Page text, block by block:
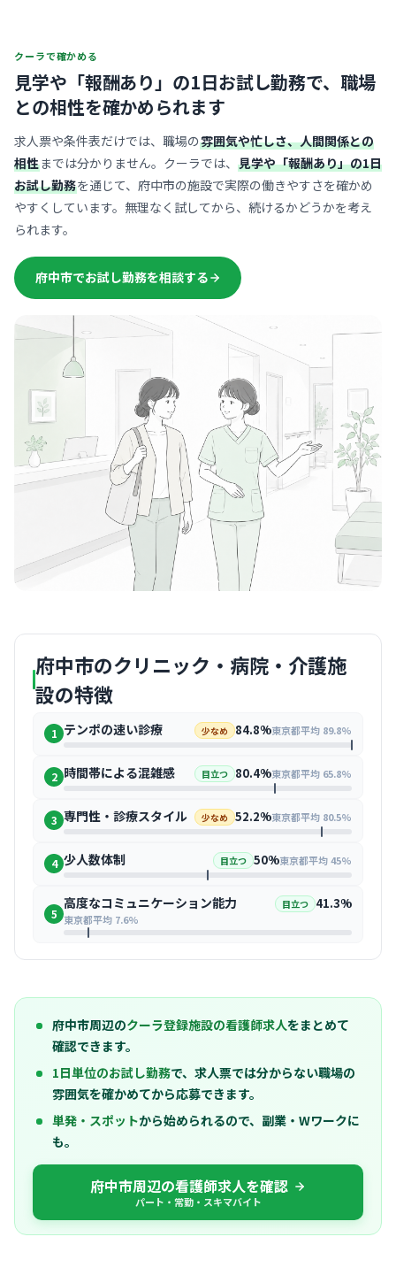
クーラで確かめる
見学や「報酬あり」の1日お試し勤務で、 職場
との相性を確かめられます
求人票や条件表だけでは、職場の雰囲気や忙しさ、人間関係との
相性までは分かりません。クーラでは、 見学や「報酬あり」の1日
お試し勤務を通じて、府中市の施設で実際の働きやすさを確かめ
やすくしています。無理なく試してから、続けるかどうかを考え
られます。
府中市でお試し勤務を相談する
府中市のクリニック・病院・介護施
設の特徴
1 テンポの速い診療 少なめ 84.8%東京都平均 89.8%
2 時間帯による混雑感 目立つ 80.4%東京都平均 65.8%
3 専門性・診療スタイル 少なめ 52.2%東京都平均 80.5%
4 少人数体制 目立つ 50%東京都平均 45%
5
高度なコミュニケーション能力 目立つ 41.3%
東京都平均 7.6%
府中市周辺のクーラ登録施設の看護師求人をまとめて
確認できます。
1日単位のお試し勤務で、求人票では分からない職場の
雰囲気を確かめてから応募できます。
単発・スポットから始められるので、副業・Wワークに
も。
府中市周辺の看護師求人を確認
パート・常勤・スキマバイト